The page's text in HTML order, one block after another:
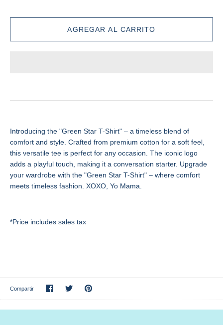
Introducing the "Green Star T-Shirt" – a timeless blend of
comfort and style. Crafted from premium cotton for a soft feel,
this versatile tee is perfect for any occasion. The iconic logo
adds a playful touch, making it a conversation starter. Upgrade
your wardrobe with the "Green Star T-Shirt" – where comfort
meets timeless fashion. XOXO, Yo Mama.
*Price includes sales tax
Compartir CompartirTuitearHacer